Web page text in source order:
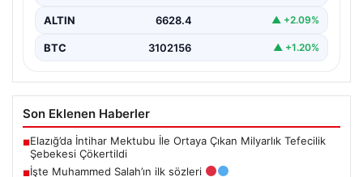
ALTIN 6628.4 ▲ +2.09%
BTC 3102156 ▲ +1.20%
Son Eklenen Haberler
■Elazığ’da İntihar Mektubu İle Ortaya Çıkan Milyarlık Tefecilik
Şebekesi Çökertildi
■İşte Muhammed Salah’ın ilk sözleri